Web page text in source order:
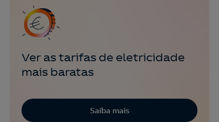
Ver as tarifas de eletricidade
mais baratas
Saiba mais